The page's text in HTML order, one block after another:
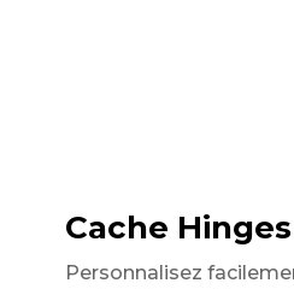
Cache
Personnalisez